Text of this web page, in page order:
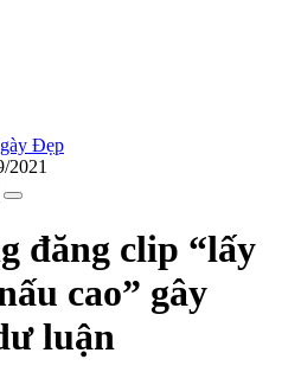
Đẹp
2021
đăng clip “lấy
cao” gây
luận